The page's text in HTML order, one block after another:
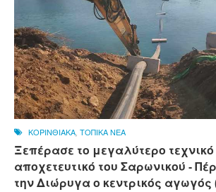
ΚΟΡΙΝΘΙΑΚΑ, ΤΟΠΙΚΑ ΝΕΑ
Ξεπέρασε το μεγαλύτερο τεχνικό
αποχετευτικό του Σαρωνικού -
την Διώρυγα ο κεντρικός αγωγός